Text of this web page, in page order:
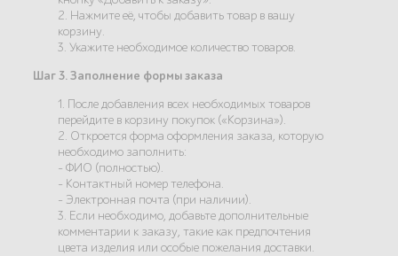
2. Нажмите её, чтобы добавить товар в вашу
корзину.
3. Укажите необходимое количество товаров.
Шаг 3. Заполнение формы заказа
1. После добавления всех необходимых товаров
перейдите в корзину покупок («Корзина»).
2. Откроется форма оформления заказа, которую
необходимо заполнить:
- ФИО (полностью).
- Контактный номер телефона.
- Электронная почта (при наличии).
3. Если необходимо, добавьте дополнительные
комментарии к заказу, такие как предпочтения
цвета изделия или особые пожелания доставки.